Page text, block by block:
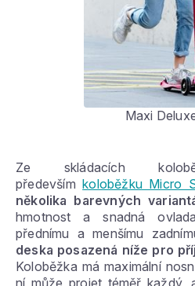
Maxi
Ze skládacích
předevšímkoloběžku Micro
několika barevných
hmotnost a snadná
přednímu a menšímu
deska posazená níže pro
Koloběžka má maximální
ní může projet téměř každý,